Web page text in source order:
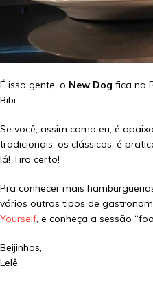
É isso gente, o New Dog fica na
Bibi.
Se você, assim como eu, é
tradicionais, os clássicos, é
lá! Tiro certo!
Pra conhecer mais
vários outros tipos de
Yourself, e conheça a sessão
Beijinhos,
Lelê